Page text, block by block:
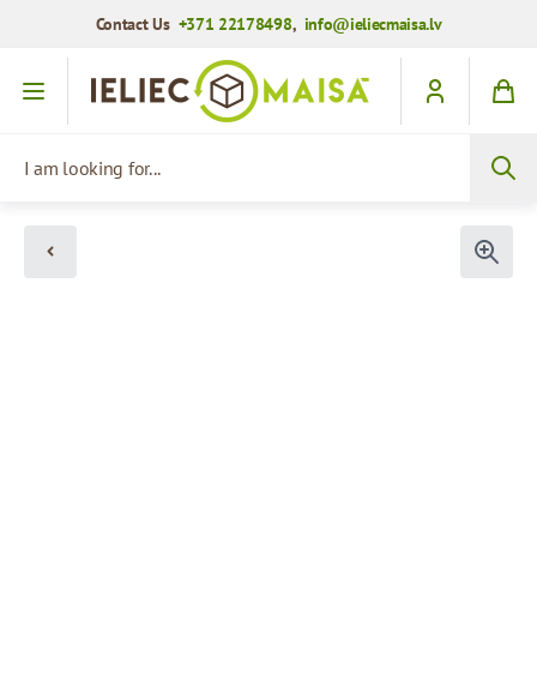
Contact Us +371 22178498, info@ieliecmaisa.lv
Skip to Content